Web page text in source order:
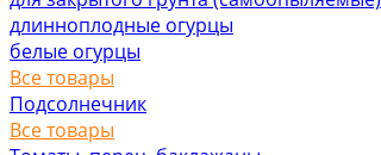
длинноплодные огурцы
белые огурцы
Все товары
Подсолнечник
Все товары